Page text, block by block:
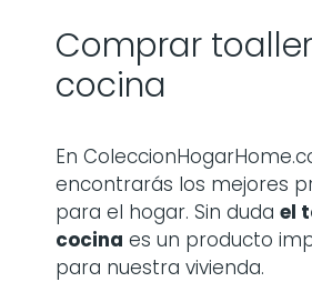
Comprar
cocina
En
encontrarás los mejores
para el hogar. Sin duda el
cocina es un producto
para nuestra vivienda.